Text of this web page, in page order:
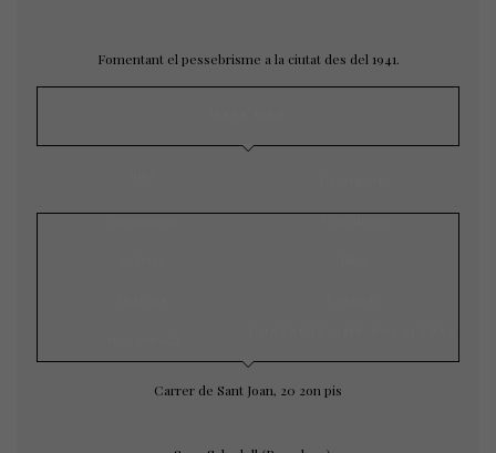
Fomentant el pessebrisme a la ciutat des del 1941.
Exposicions Concursos
Carrer de Sant Joan, 20 2on pis